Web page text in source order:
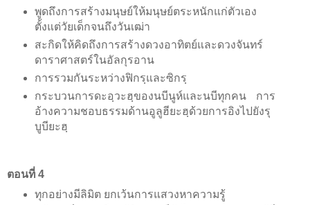
พูดถึงการสร้างมนุษย์ให้มนุษย์ตระหนักแก่ตัวเอง
ตั้งแต่วัยเด็กจนถึงวันเฒ่า
สะกิดให้คิดถึงการสร้างดวงอาทิตย์และดวงจันทร์
ดาราศาสตร์ในอัลกุรอาน
การรวมกันระหว่างฟิกรฺและซิกรฺ
กระบวนการดะอฺวะฮฺของนบีนูห์และนบีทุกคน การ
อ้างความชอบธรรมด้านอูลูฮียะฮฺด้วยการอิงไปยังรุ
บูบียะฮฺ
ตอนที่ 4
ทุกอย่างมีลิมิต ยกเว้นการแสวงหาความรู้